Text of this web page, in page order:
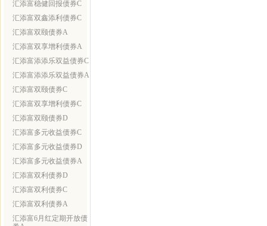
汇添富稳健回报债券C
汇添富双鑫添利债券C
汇添富双颐债券A
汇添富双享增利债券A
汇添富添添乐双益债券C
汇添富添添乐双益债券A
汇添富双颐债券C
汇添富双享增利债券C
汇添富双颐债券D
汇添富多元收益债券C
汇添富多元收益债券D
汇添富多元收益债券A
汇添富双利债券D
汇添富双利债券C
汇添富双利债券A
汇添富6月红定期开放债